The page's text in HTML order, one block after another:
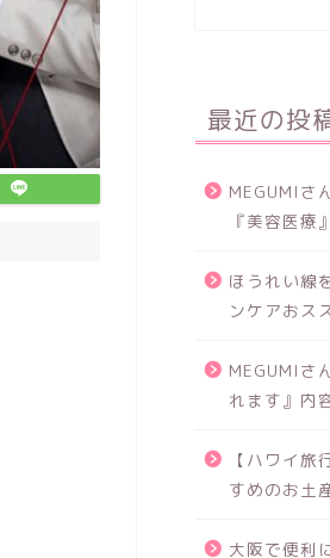
最近の投
MEGUMIさ
『美容医療
ほうれい線
ンケアおス
MEGUMIさ
れます』内
【ハワイ旅
すめのお土
大阪で便利